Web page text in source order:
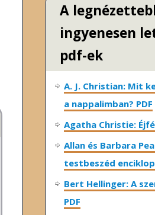
A
ingyenesen
pdf-ek
A. J. Christian: Mit
a nappalimban? PDF
Agatha Christie:
Allan és Barbara
testbeszéd
Bert Hellinger: A
PDF